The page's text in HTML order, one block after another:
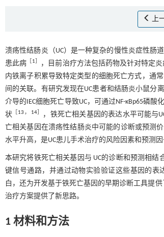
上
溃疡性结肠炎（UC）是一种复杂的慢性炎症性肠
患此病
1 ，目前治疗方法包括药物及针对特定
内铁离子积累导致特定类型的细胞死亡方式，通
间的关联。有研究发现在UC患者和结肠炎小鼠分离
介导的IEC细胞死亡导致UC，可通过NF-κBp65磷
状
13 ， 14
，铁死亡相关基因的表达水平可能与
亡相关基因在溃疡性结肠炎中可能的诊断或预测
水平升高，是UC患儿手术治疗的风险因素和预测
本研究将铁死亡相关基因与 UC的诊断和预测相
键信号通路，并通过动物实验验证这些基因的表
白，还为开发基于铁死亡基因的早期诊断工具提
治疗方案提供了新思路。
1 材料和方法